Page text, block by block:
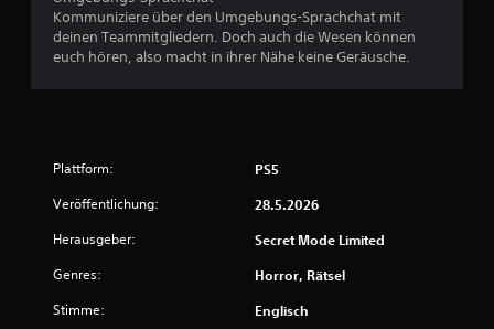
w
e
g
e
e
Kommuniziere über den Umgebungs-Sprachchat mit
deinen Teammitgliedern. Doch auch die Wesen können
euch hören, also macht in ihrer Nähe keine Geräusche.
Plattform: PS5
Veröffentlichung: 28.5.2026
Herausgeber: Secret Mode Limited
Genres: Horror, Rätsel
Stimme: Englisch